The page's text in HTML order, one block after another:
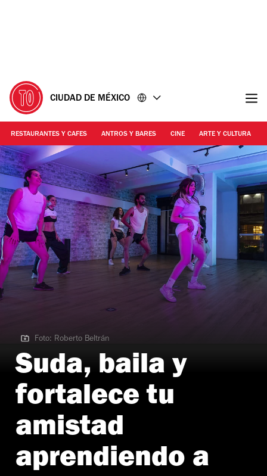
CIUDAD DE MÉXICO
RESTAURANTES Y CAFES ANTROS Y BARES CINE ARTE Y CULTURA
Foto: Roberto Beltrán
Foto: Roberto Beltrán
Suda, baila y
fortalece tu
amistad
aprendiendo a